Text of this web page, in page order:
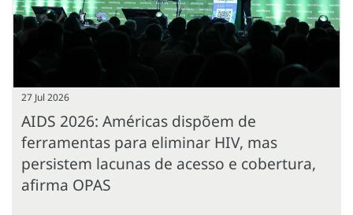
27 Jul 2026
AIDS 2026: Américas dispõem de
ferramentas para eliminar HIV, mas
persistem lacunas de acesso e cobertura,
afirma OPAS